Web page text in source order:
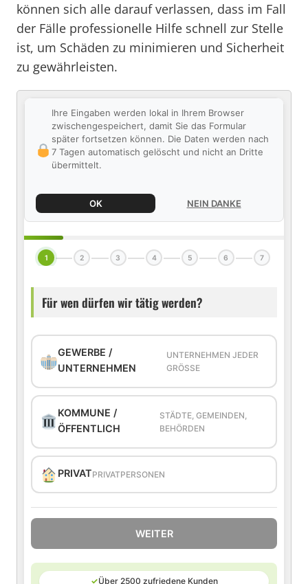
können sich alle darauf verlassen, dass im Fall
der Fälle professionelle Hilfe schnell zur Stelle
ist, um Schäden zu minimieren und Sicherheit
zu gewährleisten.
Ihre Eingaben werden lokal in Ihrem Browser
zwischengespeichert, damit Sie das Formular
später fortsetzen können. Die Daten werden nach
7 Tagen automatisch gelöscht und nicht an Dritte
übermittelt.
OK NEIN DANKE
1 2 3 4 5 6 7
Für wen dürfen wir tätig werden?
GEWERBE /
UNTERNEHMEN
UNTERNEHMEN JEDER
GRÖSSE
KOMMUNE /
ÖFFENTLICH
STÄDTE, GEMEINDEN,
BEHÖRDEN
PRIVATPRIVATPERSONEN
WEITER
✓Über 2500 zufriedene Kunden